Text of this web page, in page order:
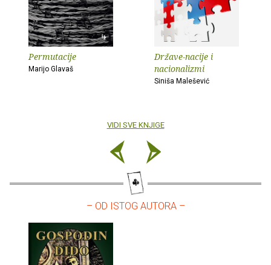
Permutacije
Marijo Glavaš
Države-nacije i
nacionalizmi
Siniša Malešević
VIDI SVE KNJIGE
– OD ISTOG AUTORA –